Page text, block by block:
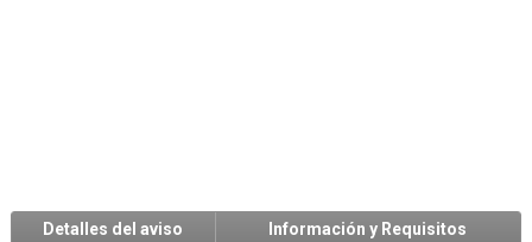
Detalles del aviso
Información y Requisitos